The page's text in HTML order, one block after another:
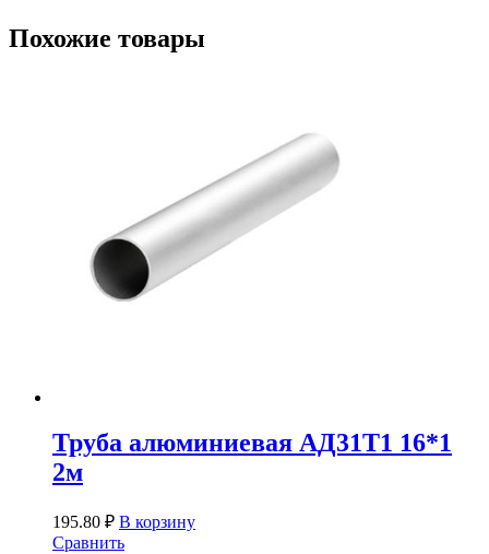
Похожие товары
Труба алюминиевая АД31Т1 16*1
2м
195.80 ₽ В корзину
Сравнить